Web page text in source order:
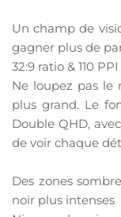
Un champ de
gagner plus de
32:9 ratio & 110 PPI
Ne loupez pas le
plus grand. Le
Double QHD,
de voir chaque
Des zones
noir plus intenses